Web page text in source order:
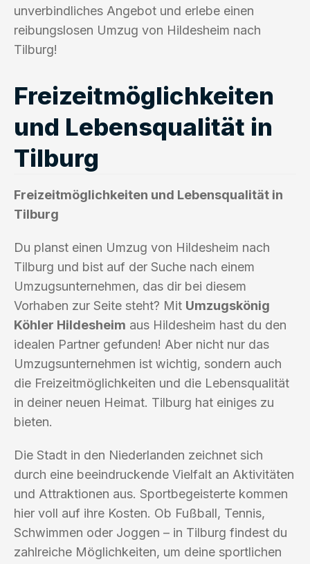
unverbindliches Angebot und erlebe einen
reibungslosen Umzug von Hildesheim nach
Tilburg!
Freizeitmöglichkeiten
und Lebensqualität in
Tilburg
Freizeitmöglichkeiten und Lebensqualität in
Tilburg
Du planst einen Umzug von Hildesheim nach
Tilburg und bist auf der Suche nach einem
Umzugsunternehmen, das dir bei diesem
Vorhaben zur Seite steht? Mit Umzugskönig
Köhler Hildesheim aus Hildesheim hast du den
idealen Partner gefunden! Aber nicht nur das
Umzugsunternehmen ist wichtig, sondern auch
die Freizeitmöglichkeiten und die Lebensqualität
in deiner neuen Heimat. Tilburg hat einiges zu
bieten.
Die Stadt in den Niederlanden zeichnet sich
durch eine beeindruckende Vielfalt an Aktivitäten
und Attraktionen aus. Sportbegeisterte kommen
hier voll auf ihre Kosten. Ob Fußball, Tennis,
Schwimmen oder Joggen – in Tilburg findest du
zahlreiche Möglichkeiten, um deine sportlichen